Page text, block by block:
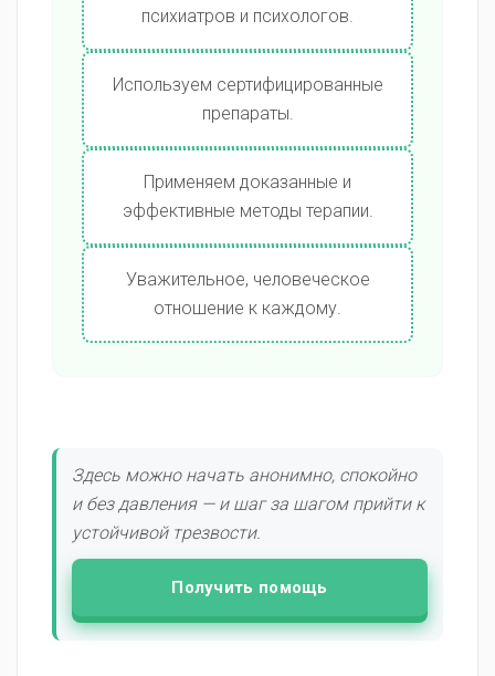
психиатров и психологов.
Используем сертифицированные
препараты.
Применяем доказанные и
эффективные методы терапии.
Уважительное, человеческое
отношение к каждому.
Здесь можно начать анонимно, спокойно
и без давления — и шаг за шагом прийти к
устойчивой трезвости.
Получить помощь